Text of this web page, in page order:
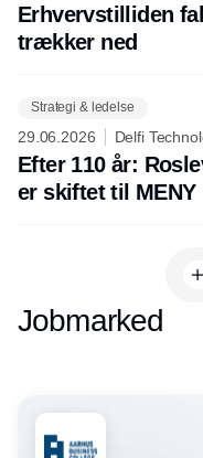
Erhvervstilliden
trækker ned
Strategi & ledelse
29.06.2026 Delfi
Efter 110 år:
er skiftet til MENY
Jobmarked